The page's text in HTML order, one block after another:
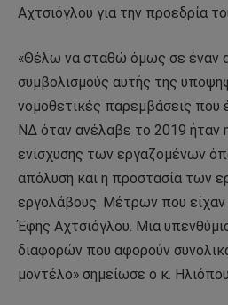
Αχτσιόγλου για την προεδρία
«Θέλω να σταθώ όμως σε έναν
συμβολισμούς αυτής της
νομοθετικές παρεμβάσεις που
ΝΔ όταν ανέλαβε το 2019
ενίσχυσης των εργαζομένων
απόλυση και η προστασία των
εργολάβους. Μέτρων που
Έφης Αχτσιόγλου. Μια
διαφορών που αφορούν
μοντέλο» σημείωσε ο κ.